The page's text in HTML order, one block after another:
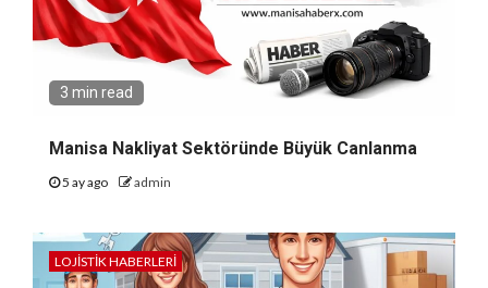
3 min read
Manisa Nakliyat Sektöründe Büyük Canlanma
5 ay ago admin
LOJISTIK HABERLERI